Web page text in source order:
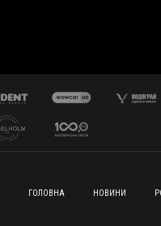
ГОЛОВНА НОВИНИ